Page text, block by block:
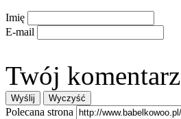
Imię
E-mail
Twój komentarz
Polecana strona